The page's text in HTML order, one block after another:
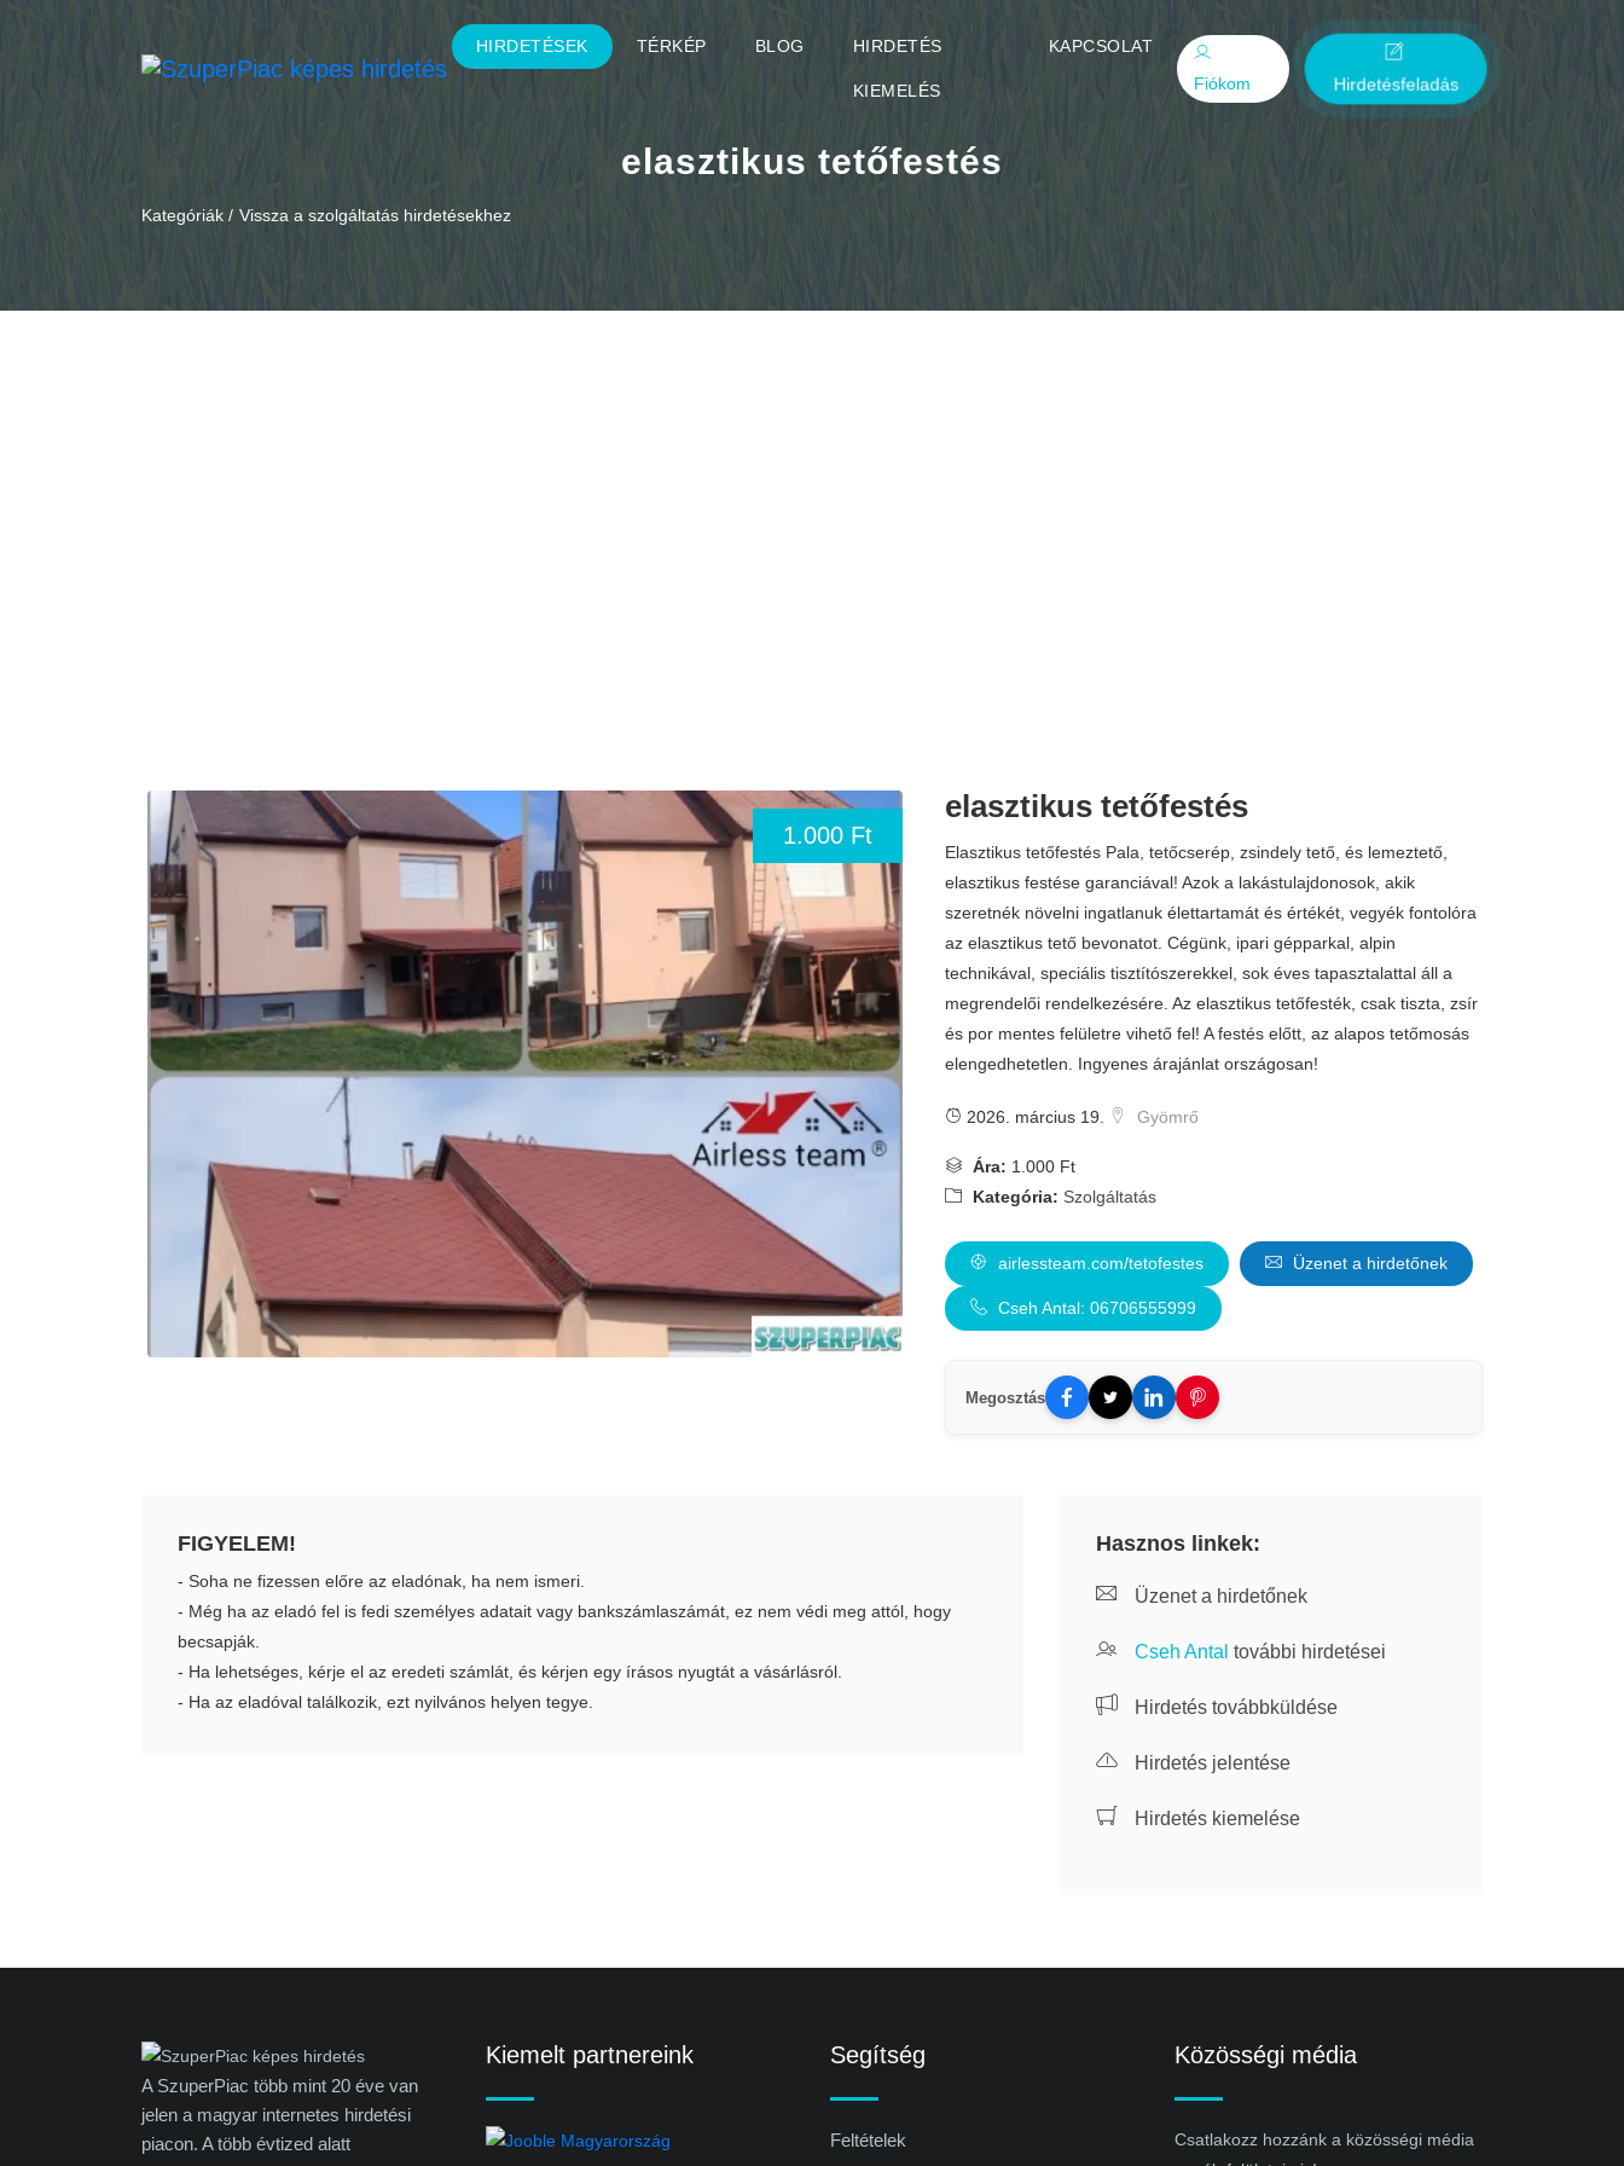
HIRDETÉSEK TÉRKÉP BLOG HIRDETÉS
KIEMELÉS
KAPCSOLAT
Fiókom
Hirdetésfeladás
elasztikus tetőfestés
Kategóriák / Vissza a szolgáltatás hirdetésekhez
1.000 Ft
elasztikus tetőfestés
Elasztikus tetőfestés Pala, tetőcserép, zsindely tető, és lemeztető,
elasztikus festése garanciával! Azok a lakástulajdonosok, akik
szeretnék növelni ingatlanuk élettartamát és értékét, vegyék fontolóra
az elasztikus tető bevonatot. Cégünk, ipari gépparkal, alpin
technikával, speciális tisztítószerekkel, sok éves tapasztalattal áll a
megrendelői rendelkezésére. Az elasztikus tetőfesték, csak tiszta, zsír
és por mentes felületre vihető fel! A festés előtt, az alapos tetőmosás
elengedhetetlen. Ingyenes árajánlat országosan!
2026. március 19. Gyömrő
Ára: 1.000 Ft
Kategória: Szolgáltatás
airlessteam.com/tetofestes Üzenet a hirdetőnek
Cseh Antal: 06706555999
Megosztás
FIGYELEM!
- Soha ne fizessen előre az eladónak, ha nem ismeri.
- Még ha az eladó fel is fedi személyes adatait vagy bankszámlaszámát, ez nem védi meg attól, hogy
becsapják.
- Ha lehetséges, kérje el az eredeti számlát, és kérjen egy írásos nyugtát a vásárlásról.
- Ha az eladóval találkozik, ezt nyilvános helyen tegye.
Hasznos linkek:
Üzenet a hirdetőnek
Cseh Antal további hirdetései
Hirdetés továbbküldése
Hirdetés jelentése
Hirdetés kiemelése
A SzuperPiac több mint 20 éve van
jelen a magyar internetes hirdetési
piacon. A több évtized alatt
Kiemelt partnereink Segítség
Feltételek
Közösségi média
Csatlakozz hozzánk a közösségi média